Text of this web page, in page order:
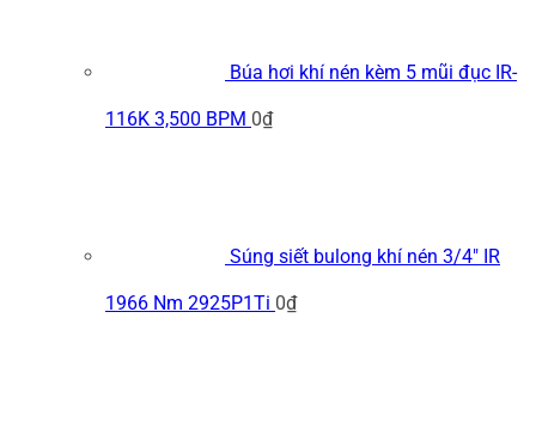
Búa hơi khí nén kèm 5 mũi đục IR-
116K 3,500 BPM 0₫
Súng siết bulong khí nén 3/4" IR
1966 Nm 2925P1Ti 0₫